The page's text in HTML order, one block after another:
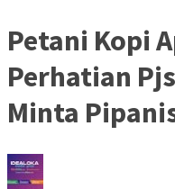
Petani Kopi
Perhatian
Minta